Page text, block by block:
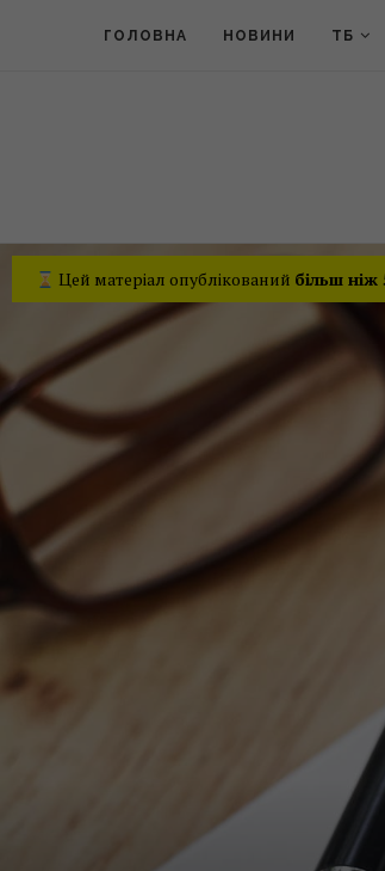
ГОЛОВНА НОВИНИ ТБ
Цей матеріал опублікований більш ніж